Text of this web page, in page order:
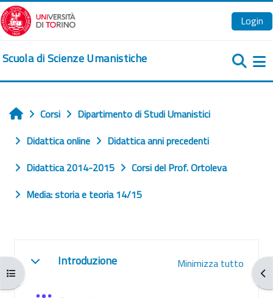
Vai al contenuto principale
Login
Scuola di Scienze Umanistiche
Apri indice del corso
Home
Corsi
Dipartimento di Studi Umanistici
Didattica online
Didattica anni precedenti
Didattica 2014-2015
Corsi del Prof. Ortoleva
Media: storia e teoria 14/15
Schema della sezione
MinimizzaIntroduzione Minimizza tutto